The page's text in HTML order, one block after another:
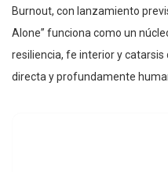
Burnout, con lanzamiento
Alone” funciona como un
resiliencia, fe interior y
directa y profundamente